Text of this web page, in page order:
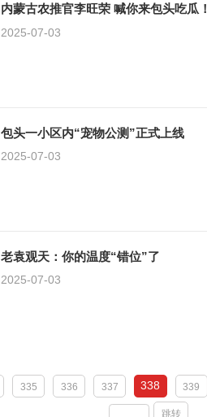
内蒙古农推官李旺荣 喊你来包头吃瓜！
2025-07-03
包头一小区内“宠物公测”正式上线
2025-07-03
老袁观天：你的温度“错位”了
2025-07-03
335 336 337 338 339
跳转